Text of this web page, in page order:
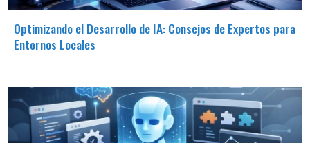
Optimizando el Desarrollo de IA: Consejos de Expertos para
Entornos Locales